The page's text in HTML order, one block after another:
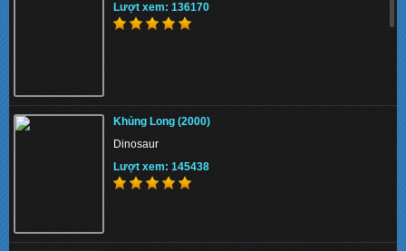
Lượt xem: 136170
Khủng Long (2000)
Dinosaur
Lượt xem: 145438